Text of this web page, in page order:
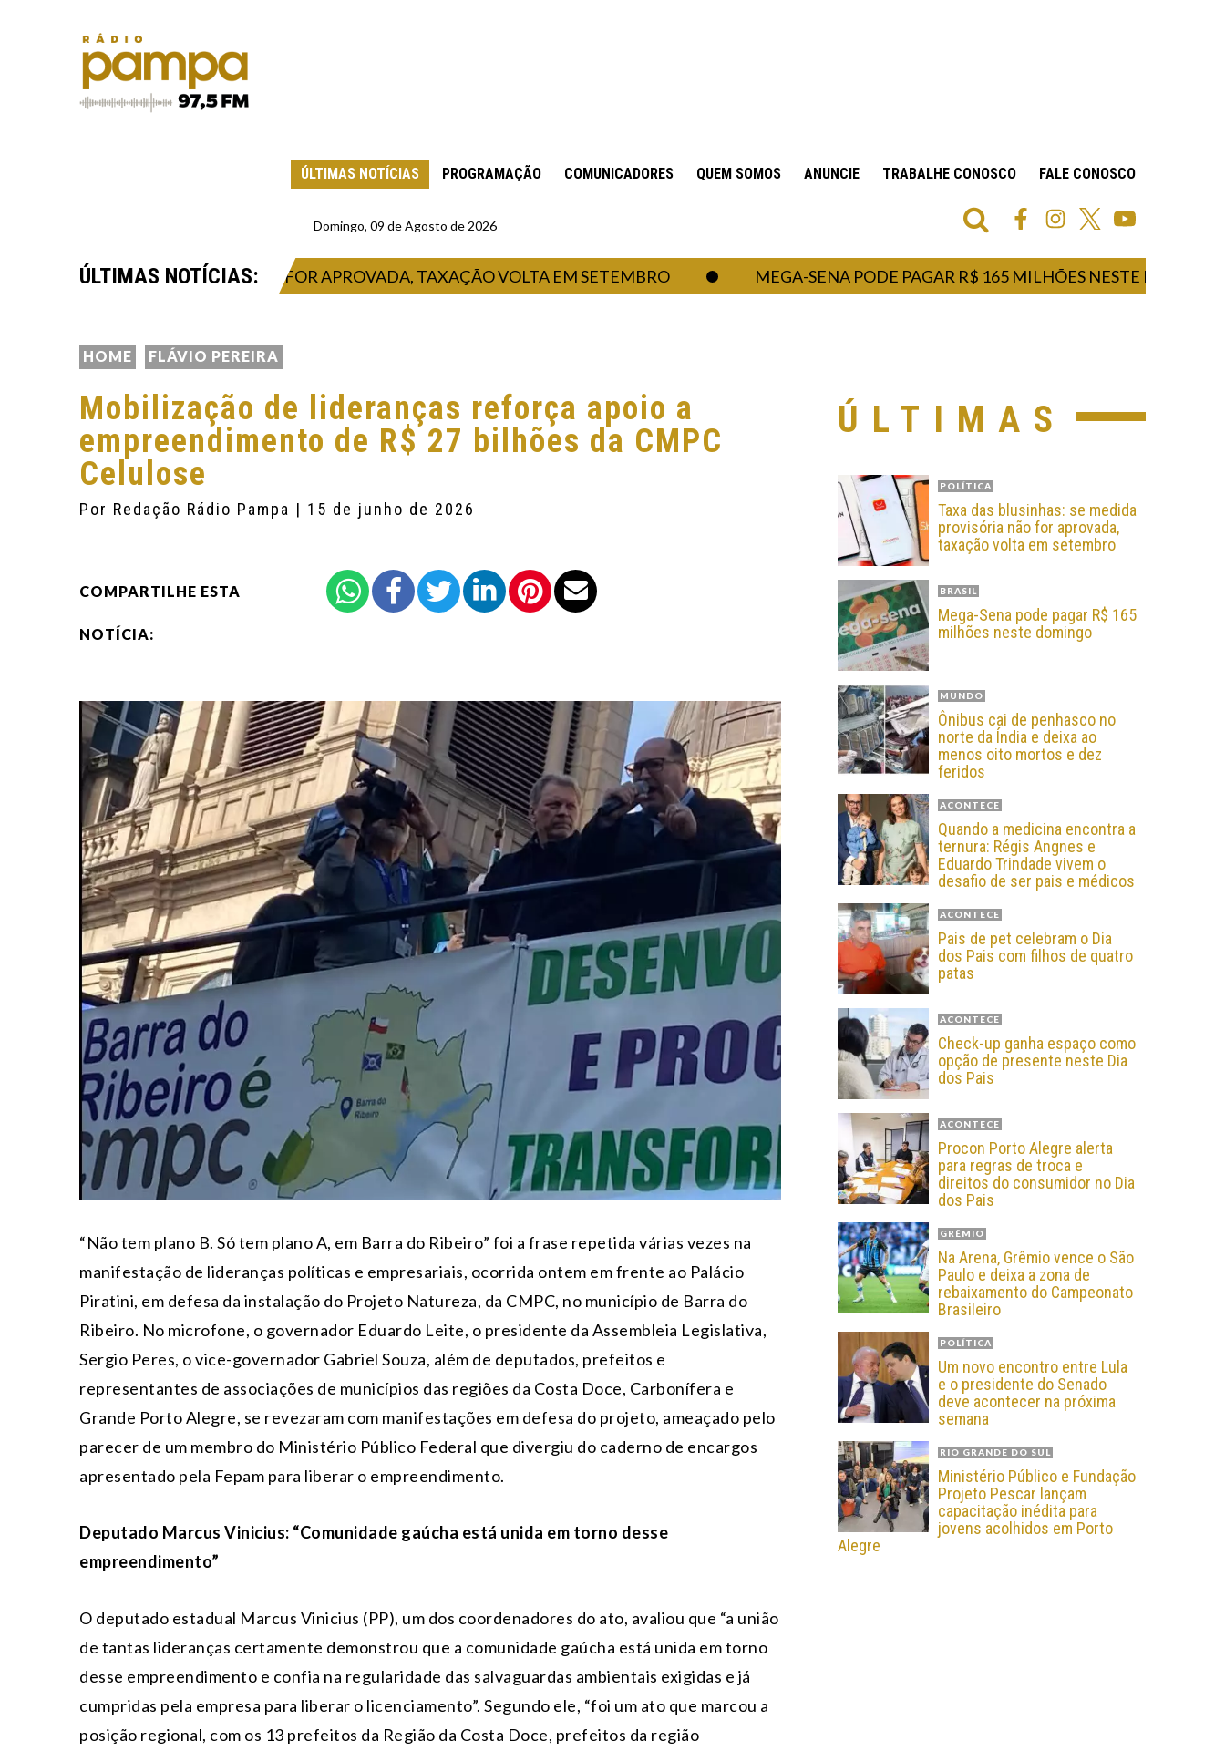
ÚLTIMAS NOTÍCIAS PROGRAMAÇÃO COMUNICADORES QUEM SOMOS ANUNCIE TRABALHE CONOSCO FALE CONOSCO
Domingo, 09 de Agosto de 2026
ÚLTIMAS NOTÍCIAS:
SE MEDIDA PROVISÓRIA NÃO FOR APROVADA, TAXAÇÃO VOLTA EM SETEMBRO MEGA-SENA PODE PAGAR R$ 165 MILHÕES NESTE DOMINGO
HOME FLÁVIO PEREIRA
Mobilização de lideranças reforça apoio a
empreendimento de R$ 27 bilhões da CMPC
Celulose
Por Redação Rádio Pampa | 15 de junho de 2026
COMPARTILHE ESTA
NOTÍCIA:
“Não tem plano B. Só tem plano A, em Barra do Ribeiro” foi a frase repetida várias vezes na
manifestação de lideranças políticas e empresariais, ocorrida ontem em frente ao Palácio
Piratini, em defesa da instalação do Projeto Natureza, da CMPC, no município de Barra do
Ribeiro. No microfone, o governador Eduardo Leite, o presidente da Assembleia Legislativa,
Sergio Peres, o vice-governador Gabriel Souza, além de deputados, prefeitos e
representantes de associações de municípios das regiões da Costa Doce, Carbonífera e
Grande Porto Alegre, se revezaram com manifestações em defesa do projeto, ameaçado pelo
parecer de um membro do Ministério Público Federal que divergiu do caderno de encargos
apresentado pela Fepam para liberar o empreendimento.
Deputado Marcus Vinicius: “Comunidade gaúcha está unida em torno desse
empreendimento”
O deputado estadual Marcus Vinicius (PP), um dos coordenadores do ato, avaliou que “a união
de tantas lideranças certamente demonstrou que a comunidade gaúcha está unida em torno
desse empreendimento e confia na regularidade das salvaguardas ambientais exigidas e já
cumpridas pela empresa para liberar o licenciamento”. Segundo ele, “foi um ato que marcou a
posição regional, com os 13 prefeitos da Região da Costa Doce, prefeitos da região
ÚLTIMAS
POLÍTICA
Taxa das blusinhas: se medida
provisória não for aprovada,
taxação volta em setembro
BRASIL
Mega-Sena pode pagar R$ 165
milhões neste domingo
MUNDO
Ônibus cai de penhasco no
norte da Índia e deixa ao
menos oito mortos e dez
feridos
ACONTECE
Quando a medicina encontra a
ternura: Régis Angnes e
Eduardo Trindade vivem o
desafio de ser pais e médicos
ACONTECE
Pais de pet celebram o Dia
dos Pais com filhos de quatro
patas
ACONTECE
Check-up ganha espaço como
opção de presente neste Dia
dos Pais
ACONTECE
Procon Porto Alegre alerta
para regras de troca e
direitos do consumidor no Dia
dos Pais
GRÊMIO
Na Arena, Grêmio vence o São
Paulo e deixa a zona de
rebaixamento do Campeonato
Brasileiro
POLÍTICA
Um novo encontro entre Lula
e o presidente do Senado
deve acontecer na próxima
semana
RIO GRANDE DO SUL
Ministério Público e Fundação
Projeto Pescar lançam
capacitação inédita para
jovens acolhidos em Porto
Alegre